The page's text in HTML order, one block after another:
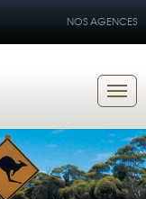
NOS AGENCES